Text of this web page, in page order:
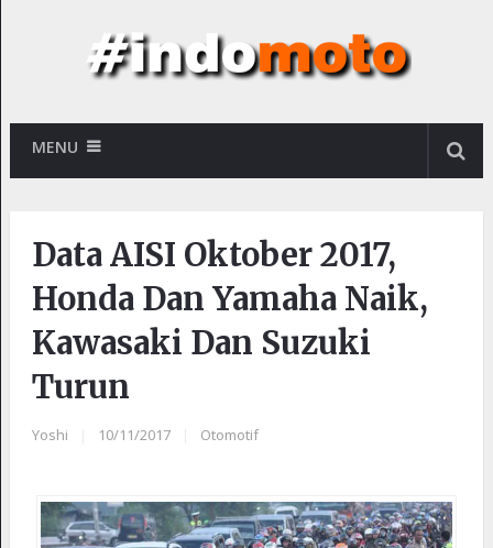
MENU
Data AISI Oktober 2017,
Honda Dan Yamaha Naik,
Kawasaki Dan Suzuki
Turun
Yoshi 10/11/2017 Otomotif